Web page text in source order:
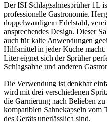
Der ISI Schlagsahnesprüher 1L
professionelle Gastronomie.
doppelwandigem Edelstahl,
ansprechendes Design. Dieser
auch für kalte Anwendungen
Hilfsmittel in jeder Küche
Liter eignet sich der Sprüher
Schlagsahne und anderen
Die Verwendung ist denkbar
wird mit drei verschiedenen
die Garnierung nach Belieben
kompatiblen Sahnekapseln
des Geräts unerlässlich sind.